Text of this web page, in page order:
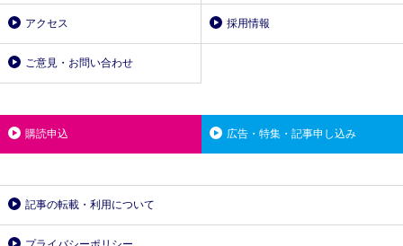
アクセス 採用情報
ご意見・お問い合わせ
購読申込 広告・特集・記事申し込み
記事の転載・利用について